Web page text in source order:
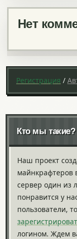
Нет
Регистрация /
Кто мы такие?
Наш проект
майнкрафтеров
сервер один из
понравится у
пользователи,
логином. Ждем